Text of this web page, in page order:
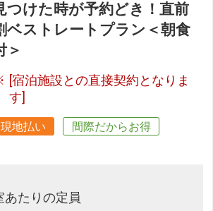
つけた時が予約どき！直前
ベストレートプラン＜朝食
＞
[宿泊施設との直接契約となりま
す]
現地払い 間際だからお得
たりの定員